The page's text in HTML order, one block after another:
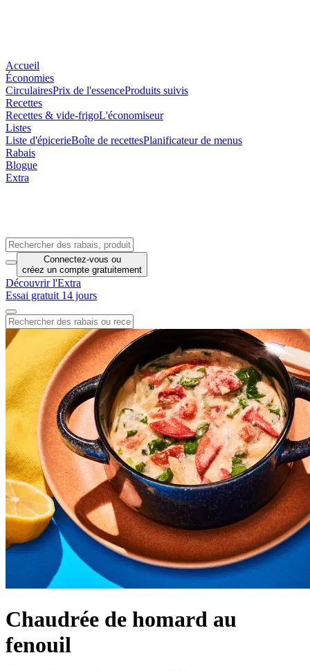
Accueil
Économies
CirculairesPrix de l'essenceProduits suivis
Recettes
Recettes & vide-frigoL'économiseur
Listes
Liste d'épicerieBoîte de recettesPlanificateur de menus
Rabais
Blogue
Extra
Connectez-vous ou
créez un compte gratuitement
Découvrir l'Extra
Essai gratuit 14 jours
Chaudrée de homard au
fenouil